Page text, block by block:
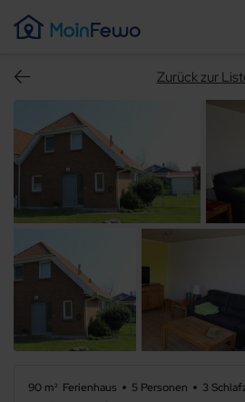
Zurück zur
90 m² Ferienhaus 5 Personen 3